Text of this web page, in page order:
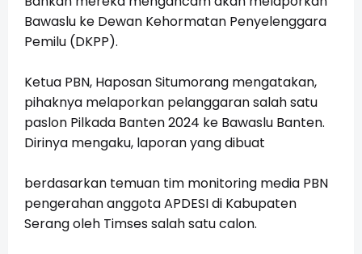
Bawaslu ke Dewan Kehormatan Penyelenggara
Pemilu (DKPP).
Ketua PBN, Haposan Situmorang mengatakan,
pihaknya melaporkan pelanggaran salah satu
paslon Pilkada Banten 2024 ke Bawaslu Banten.
Dirinya mengaku, laporan yang dibuat
berdasarkan temuan tim monitoring media PBN
pengerahan anggota APDESI di Kabupaten
Serang oleh Timses salah satu calon.